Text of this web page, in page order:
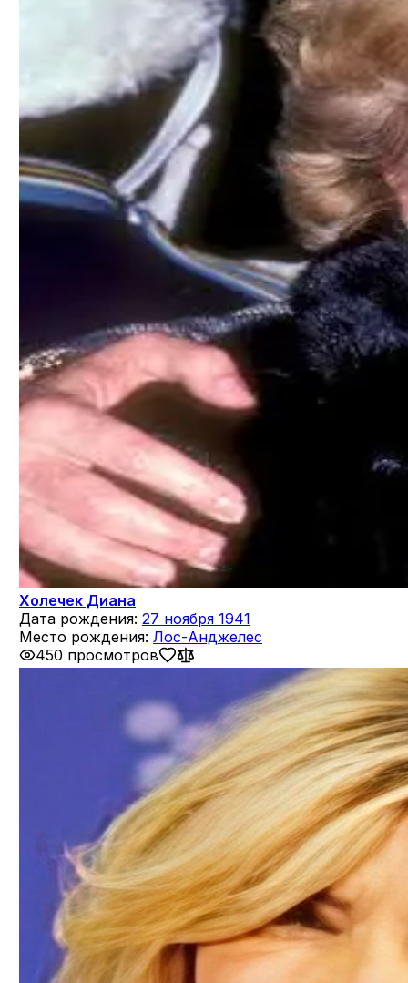
Холечек Диана
Дата рождения: 27 ноября 1941
Место рождения: Лос-Анджелес
450 просмотров